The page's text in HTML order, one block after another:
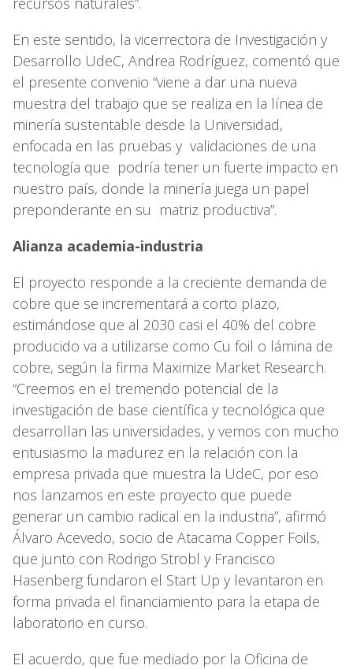
En este sentido, la vicerrectora de Investigación y
Desarrollo UdeC, Andrea Rodríguez, comentó que
el presente convenio “viene a dar una nueva
muestra del trabajo que se realiza en la línea de
minería sustentable desde la Universidad,
enfocada en las pruebas y validaciones de una
tecnología que podría tener un fuerte impacto en
nuestro país, donde la minería juega un papel
preponderante en su matriz productiva”.
Alianza academia-industria
El proyecto responde a la creciente demanda de
cobre que se incrementará a corto plazo,
estimándose que al 2030 casi el 40% del cobre
producido va a utilizarse como Cu foil o lámina de
cobre, según la firma Maximize Market Research.
“Creemos en el tremendo potencial de la
investigación de base científica y tecnológica que
desarrollan las universidades, y vemos con mucho
entusiasmo la madurez en la relación con la
empresa privada que muestra la UdeC, por eso
nos lanzamos en este proyecto que puede
generar un cambio radical en la industria”, afirmó
Álvaro Acevedo, socio de Atacama Copper Foils,
que junto con Rodrigo Strobl y Francisco
Hasenberg fundaron el Start Up y levantaron en
forma privada el financiamiento para la etapa de
laboratorio en curso.
El acuerdo, que fue mediado por la Oficina de